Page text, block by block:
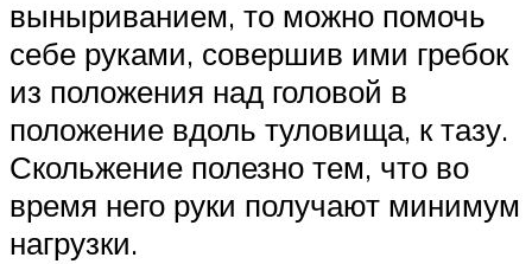
выныриванием, то можно помочь
себе руками, совершив ими гребок
из положения над головой в
положение вдоль туловища, к тазу.
Скольжение полезно тем, что во
время него руки получают минимум
нагрузки.